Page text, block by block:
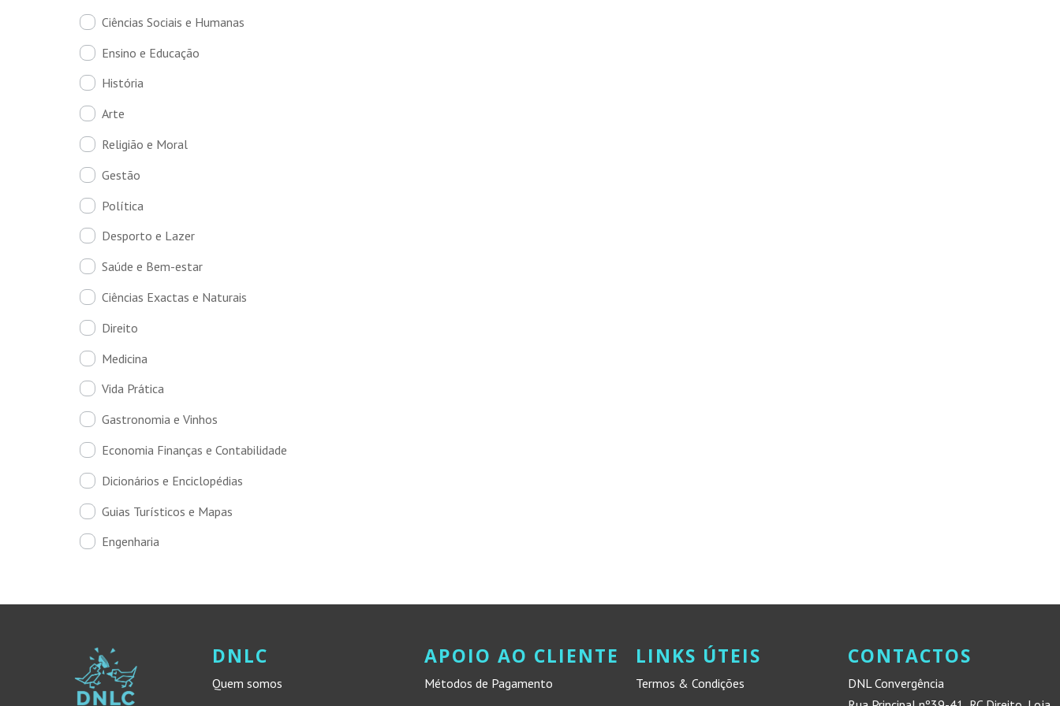
Ciências Sociais e Humanas
Ensino e Educação
História
Arte
Religião e Moral
Gestão
Política
Desporto e Lazer
Saúde e Bem-estar
Ciências Exactas e Naturais
Direito
Medicina
Vida Prática
Gastronomia e Vinhos
Economia Finanças e Contabilidade
Dicionários e Enciclopédias
Guias Turísticos e Mapas
Engenharia
DNLC
Quem somos
APOIO AO CLIENTE
Métodos de Pagamento
LINKS ÚTEIS
Termos & Condições
CONTACTOS
DNL Convergência